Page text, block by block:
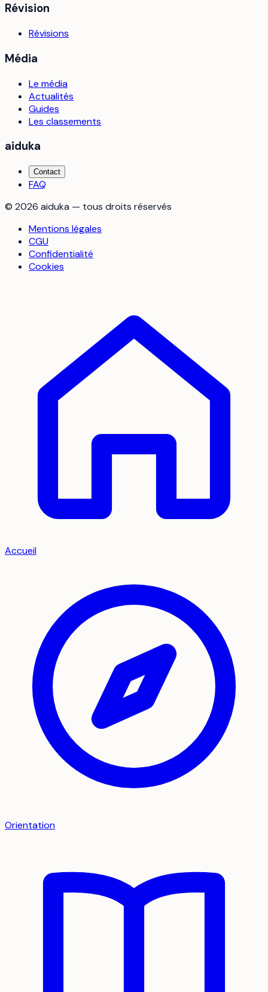
Révision
Révisions
Média
Le média
Actualités
Guides
Les classements
aiduka
Contact
FAQ
© 2026 aiduka — tous droits réservés
Mentions légales
CGU
Confidentialité
Cookies
Accueil
Orientation